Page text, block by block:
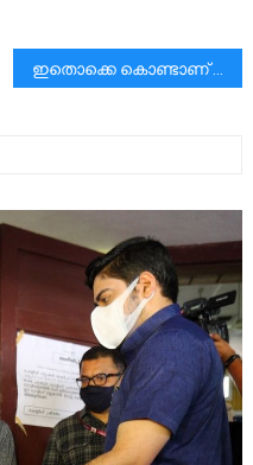
ഇതൊക്കെ കൊണ്ടാണ് മാധ്യമ പ്രവർത്തനത്തെ ജനം മാ പ്ര യാക്കുന്നത്.